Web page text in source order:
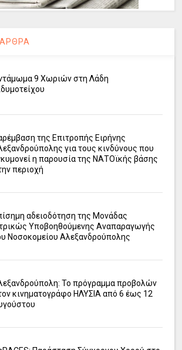
9 Χωριών στη Λάδη
της Επιτροπής Ειρήνης
για τους κινδύνους που
η παρουσία της ΝΑΤΟϊκής βάσης
περιοχή
αδειοδότηση της Μονάδας
Υποβοηθούμενης Αναπαραγωγής
Νοσοκομείου Αλεξανδρούπολης
Το πρόγραμμα προβολών
κινηματογράφο ΗΛΥΣΙΑ από 6 έως 12